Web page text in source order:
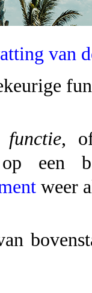
van
functie,
op een
weer